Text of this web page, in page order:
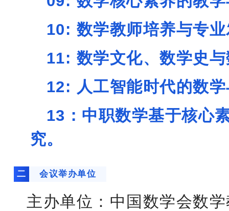
10: 数学教师培养与
11: 数学文化、数学史
12: 人工智能时代的数
13：中职数学基于核心
究。
二 会议举办单位
主办单位：中国数学会数